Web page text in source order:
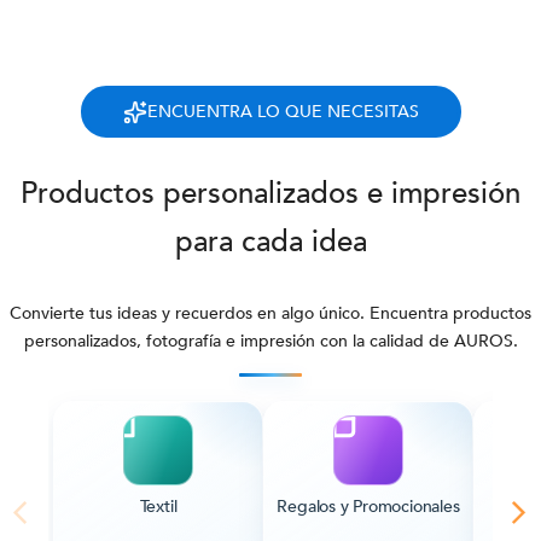
ENCUENTRA LO QUE NECESITAS
Productos personalizados e impresión
para cada idea
Convierte tus ideas y recuerdos en algo único. Encuentra productos
personalizados, fotografía e impresión con la calidad de AUROS.
Textil Regalos y Promocionales